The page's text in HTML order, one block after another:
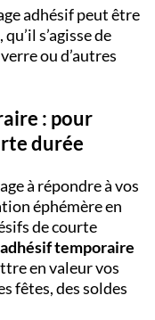
adhésif peut être
s’agisse de
ou d’autres
: pour
durée
à répondre à vos
éphémère en
de courte
temporaire
en valeur vos
fêtes, des soldes